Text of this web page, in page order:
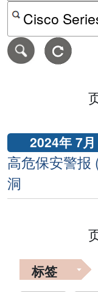
按关键字或
2024年 7
高危保安警报
洞
标签